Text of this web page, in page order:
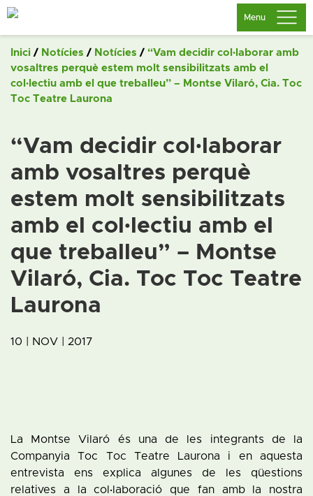
Saltar
Menu
Inici / Notícies / Notícies / “Vam decidir col·laborar amb
vosaltres perquè estem molt sensibilitzats amb el
col·lectiu amb el que treballeu” – Montse Vilaró, Cia. Toc
Toc Teatre Laurona
“Vam decidir col·laborar
amb vosaltres perquè
estem molt sensibilitzats
amb el col·lectiu amb el
que treballeu” – Montse
Vilaró, Cia. Toc Toc Teatre
Laurona
10 | NOV | 2017
La Montse Vilaró és una de les integrants de la
Companyia Toc Toc Teatre Laurona i en aquesta
entrevista ens explica algunes de les qüestions
relatives a la col·laboració que fan amb la nostra